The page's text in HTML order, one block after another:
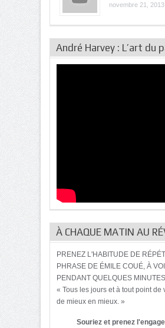
novembre 21, 2013
André Harvey : L’art du
À CHAQUE MATIN AU
PRENEZ L'HABITUDE DE
PHRASE DE ÉMILE COUÉ, À
PENDANT QUELQUES
« Tous les jours et à tout point de
de mieux en mieux. »
Souriez et prenez